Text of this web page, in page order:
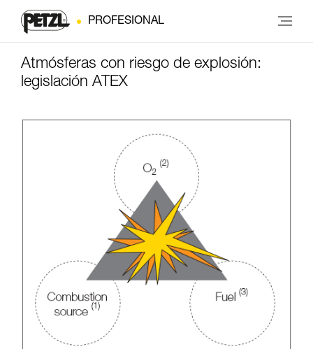
PROFESIONAL
Atmósferas con riesgo de explosión:
legislación ATEX